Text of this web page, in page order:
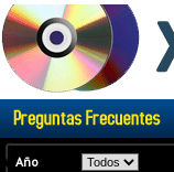
� Año